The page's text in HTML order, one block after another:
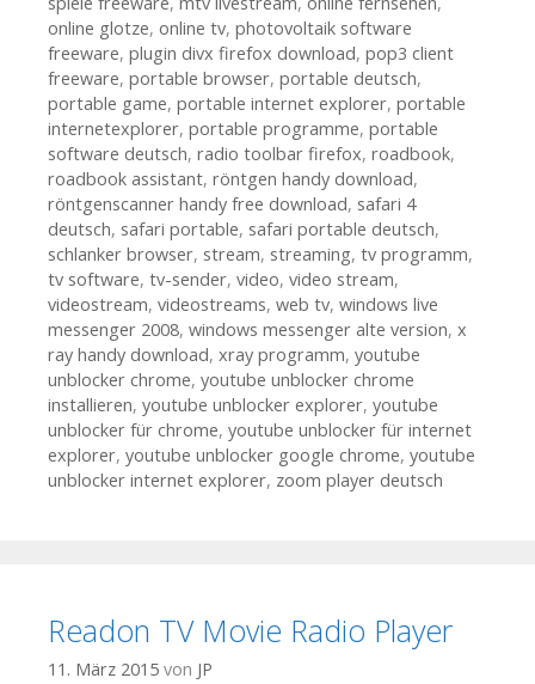
online glotze, online tv, photovoltaik software
freeware, plugin divx firefox download, pop3 client
freeware, portable browser, portable deutsch,
portable game, portable internet explorer, portable
internetexplorer, portable programme, portable
software deutsch, radio toolbar firefox, roadbook,
roadbook assistant, röntgen handy download,
röntgenscanner handy free download, safari 4
deutsch, safari portable, safari portable deutsch,
schlanker browser, stream, streaming, tv programm,
tv software, tv-sender, video, video stream,
videostream, videostreams, web tv, windows live
messenger 2008, windows messenger alte version, x
ray handy download, xray programm, youtube
unblocker chrome, youtube unblocker chrome
installieren, youtube unblocker explorer, youtube
unblocker für chrome, youtube unblocker für internet
explorer, youtube unblocker google chrome, youtube
unblocker internet explorer, zoom player deutsch
Readon TV Movie Radio Player
11. März 2015 von JP